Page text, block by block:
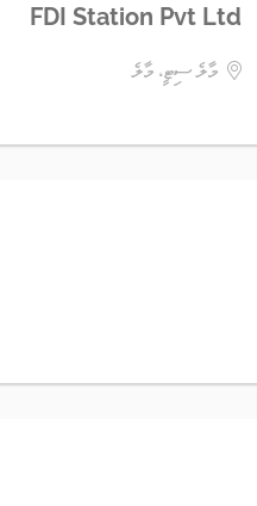
FDI Station Pvt Ltd
މާލެ ސިޓީ، މާލެ